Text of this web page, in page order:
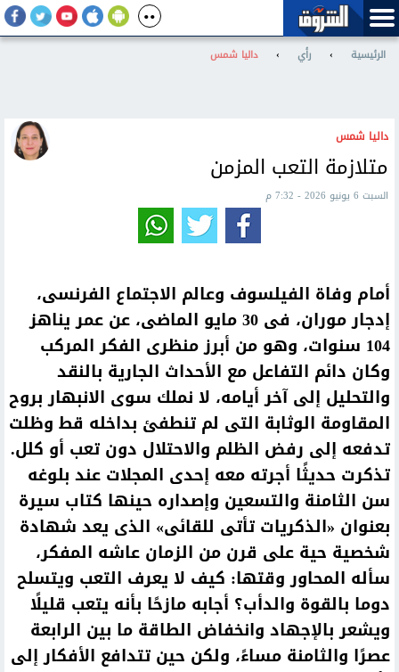
الرئيسية › رأي › داليا شمس
داليا شمس
متلازمة التعب المزمن
السبت 6 يونيو 2026 - 7:32 م
أمام وفاة الفيلسوف وعالم الاجتماع الفرنسى،
إدجار موران، فى 30 مايو الماضى، عن عمر يناهز
104 سنوات، وهو من أبرز منظرى الفكر المركب
وكان دائم التفاعل مع الأحداث الجارية بالنقد
والتحليل إلى آخر أيامه، لا نملك سوى الانبهار بروح
المقاومة الوثابة التى لم تنطفئ بداخله قط وظلت
تدفعه إلى رفض الظلم والاحتلال دون تعب أو كلل.
تذكرت حديثًا أجرته معه إحدى المجلات عند بلوغه
سن الثامنة والتسعين وإصداره حينها كتاب سيرة
بعنوان «الذكريات تأتى للقائى» الذى يعد شهادة
شخصية حية على قرن من الزمان عاشه المفكر،
سأله المحاور وقتها: كيف لا يعرف التعب ويتسلح
دوما بالقوة والدأب؟ أجابه مازحًا بأنه يتعب قليلًا
ويشعر بالإجهاد وانخفاض الطاقة ما بين الرابعة
عصرًا والثامنة مساءً، ولكن حين تتدافع الأفكار إلى